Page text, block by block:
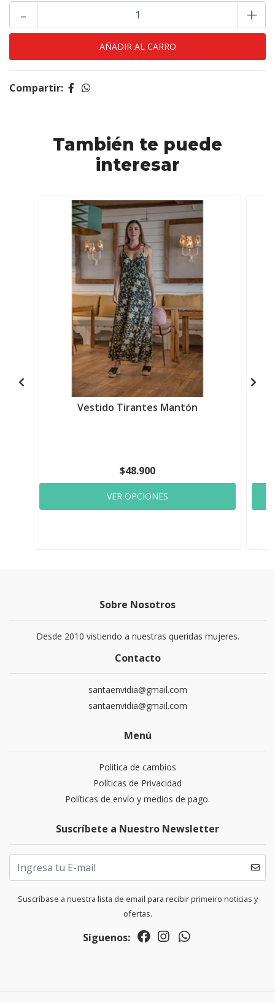
+
-
Compartir:
También te puede
interesar
Vestido Tirantes Mantón
$48.900
VER OPCIONES
Sobre Nosotros
Desde 2010 vistiendo a nuestras queridas mujeres.
Contacto
santaenvidia@gmail.com
santaenvidia@gmail.com
Menú
Politica de cambios
Políticas de Privacidad
Políticas de envío y medios de pago.
Suscríbete a Nuestro Newsletter
Suscríbase a nuestra lista de email para recibir primeiro noticias y
ofertas.
Síguenos: